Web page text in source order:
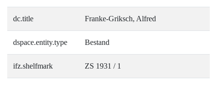
dc.title Franke-Griksch, Alfred
dspace.entity.type Bestand
ifz.shelfmark ZS 1931 / 1